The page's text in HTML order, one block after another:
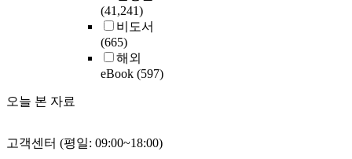
(41,241)
비도서
(665)
해외
eBook (597)
오늘 본 자료
고객센터 (평일: 09:00~18:00)